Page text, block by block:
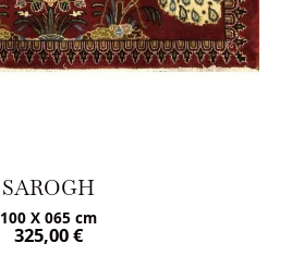
SAROGH
100 X 065 cm
325,00€